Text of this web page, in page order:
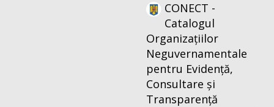
CONECT -
Catalogul
Organizațiilor
Neguvernamentale
pentru Evidență,
Consultare și
Transparență